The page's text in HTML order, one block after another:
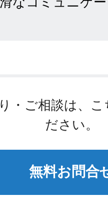
・ご相談は、
ださい。
無料お問合